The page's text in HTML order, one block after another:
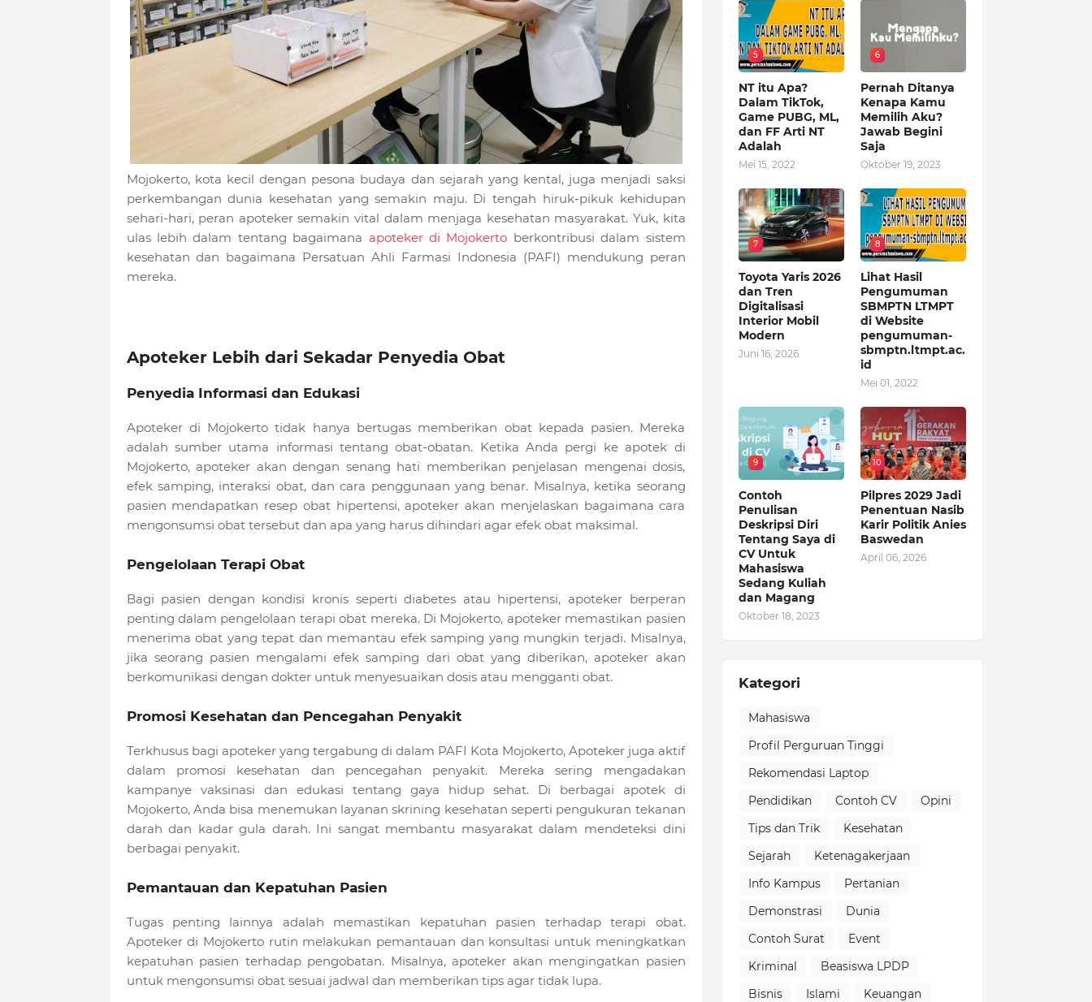
Mojokerto, kota kecil dengan pesona budaya dan sejarah yang kental, juga menjadi saksi
perkembangan dunia kesehatan yang semakin maju. Di tengah hiruk-pikuk kehidupan
sehari-hari, peran apoteker semakin vital dalam menjaga kesehatan masyarakat. Yuk, kita
ulas lebih dalam tentang bagaimana apoteker di Mojokerto berkontribusi dalam sistem
kesehatan dan bagaimana Persatuan Ahli Farmasi Indonesia (PAFI) mendukung peran
mereka.
Apoteker Lebih dari Sekadar Penyedia Obat
Penyedia Informasi dan Edukasi
Apoteker di Mojokerto tidak hanya bertugas memberikan obat kepada pasien. Mereka
adalah sumber utama informasi tentang obat-obatan. Ketika Anda pergi ke apotek di
Mojokerto, apoteker akan dengan senang hati memberikan penjelasan mengenai dosis,
efek samping, interaksi obat, dan cara penggunaan yang benar. Misalnya, ketika seorang
pasien mendapatkan resep obat hipertensi, apoteker akan menjelaskan bagaimana cara
mengonsumsi obat tersebut dan apa yang harus dihindari agar efek obat maksimal.
Pengelolaan Terapi Obat
Bagi pasien dengan kondisi kronis seperti diabetes atau hipertensi, apoteker berperan
penting dalam pengelolaan terapi obat mereka. Di Mojokerto, apoteker memastikan pasien
menerima obat yang tepat dan memantau efek samping yang mungkin terjadi. Misalnya,
jika seorang pasien mengalami efek samping dari obat yang diberikan, apoteker akan
berkomunikasi dengan dokter untuk menyesuaikan dosis atau mengganti obat.
Promosi Kesehatan dan Pencegahan Penyakit
Terkhusus bagi apoteker yang tergabung di dalam PAFI Kota Mojokerto, Apoteker juga aktif
dalam promosi kesehatan dan pencegahan penyakit. Mereka sering mengadakan
kampanye vaksinasi dan edukasi tentang gaya hidup sehat. Di berbagai apotek di
Mojokerto, Anda bisa menemukan layanan skrining kesehatan seperti pengukuran tekanan
darah dan kadar gula darah. Ini sangat membantu masyarakat dalam mendeteksi dini
berbagai penyakit.
Pemantauan dan Kepatuhan Pasien
Tugas penting lainnya adalah memastikan kepatuhan pasien terhadap terapi obat.
Apoteker di Mojokerto rutin melakukan pemantauan dan konsultasi untuk meningkatkan
kepatuhan pasien terhadap pengobatan. Misalnya, apoteker akan mengingatkan pasien
untuk mengonsumsi obat sesuai jadwal dan memberikan tips agar tidak lupa.
5
NT itu Apa?
Dalam TikTok,
Game PUBG, ML,
dan FF Arti NT
Adalah
Mei 15, 2022
6
Pernah Ditanya
Kenapa Kamu
Memilih Aku?
Jawab Begini
Saja
Oktober 19, 2023
7
Toyota Yaris 2026
dan Tren
Digitalisasi
Interior Mobil
Modern
Juni 16, 2026
8
Lihat Hasil
Pengumuman
SBMPTN LTMPT
di Website
pengumuman-
sbmptn.ltmpt.ac.
id
Mei 01, 2022
9
Contoh
Penulisan
Deskripsi Diri
Tentang Saya di
CV Untuk
Mahasiswa
Sedang Kuliah
dan Magang
Oktober 18, 2023
10
Pilpres 2029 Jadi
Penentuan Nasib
Karir Politik Anies
Baswedan
April 06, 2026
Kategori
Mahasiswa
Profil Perguruan Tinggi
Rekomendasi Laptop
Pendidikan
Contoh CV
Opini
Tips dan Trik
Kesehatan
Sejarah
Ketenagakerjaan
Info Kampus
Pertanian
Demonstrasi
Dunia
Contoh Surat
Event
Kriminal
Beasiswa LPDP
Bisnis
Islami
Keuangan